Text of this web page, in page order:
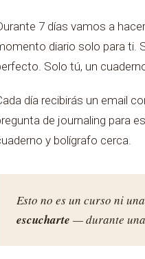
7 días vamos a
diario solo para ti.
Solo tú, un
día recibirás un email
de journaling para
y bolígrafo cerca.
Esto no es un curso ni
escucharte — durante